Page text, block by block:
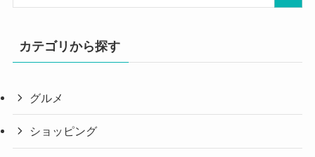
カテゴリから探す
グルメ
ショッピング